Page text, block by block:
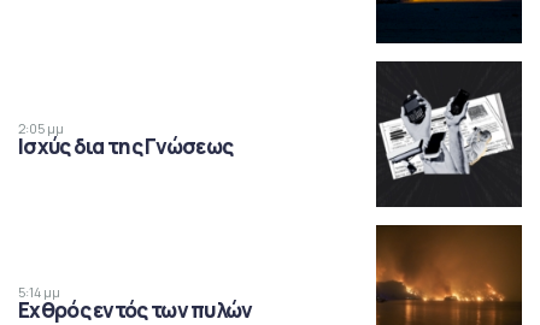
2:05 μμ
Ισχύς δια της Γνώσεως
5:14 μμ
Εχθρός εντός των πυλών